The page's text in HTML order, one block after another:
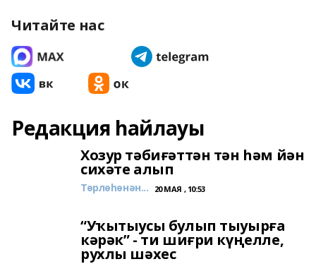
Читайте нас
Редакция һайлауы
Хозур тәбиғәттән тән һәм йән
сихәте алып
Төрлөһөнән... 20 МАЯ , 10:53
“Уҡытыусы булып тыуырға
кәрәк” - ти шиғри күңелле,
рухлы шәхес